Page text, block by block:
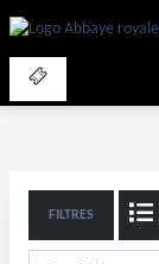
FILTRES